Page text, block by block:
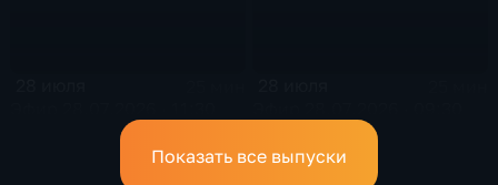
Показать все выпуски